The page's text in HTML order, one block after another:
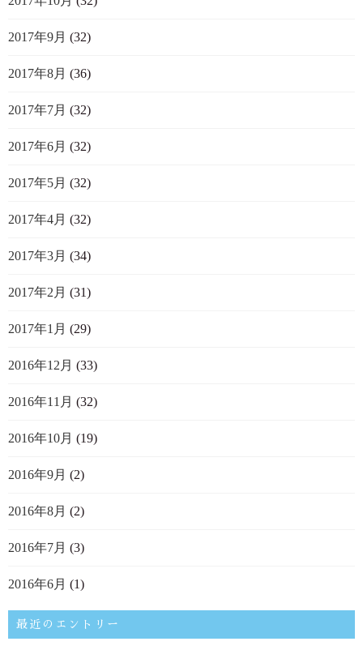
2017年9月 (32)
2017年8月 (36)
2017年7月 (32)
2017年6月 (32)
2017年5月 (32)
2017年4月 (32)
2017年3月 (34)
2017年2月 (31)
2017年1月 (29)
2016年12月 (33)
2016年11月 (32)
2016年10月 (19)
2016年9月 (2)
2016年8月 (2)
2016年7月 (3)
2016年6月 (1)
最近のエントリー